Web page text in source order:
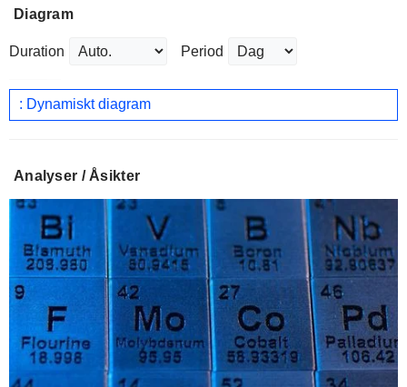
Diagram
Duration Period
: Dynamiskt diagram
Analyser / Åsikter